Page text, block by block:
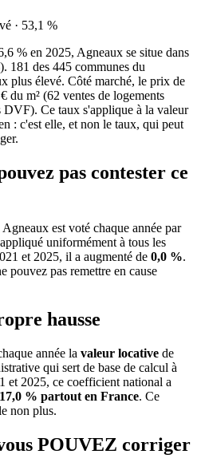
· 53,1 %
% en 2025, Agneaux se situe dans
181 des 445 communes du
plus élevé. Côté marché, le prix de
du m² (62 ventes de logements
DVF). Ce taux s'applique à la valeur
: c'est elle, et non le taux, qui peut
pas contester ce
est voté chaque année par
uniformément à tous les
et 2025, il a augmenté de 0,0 %.
pouvez pas remettre en cause
hausse
année la valeur locative de
qui sert de base de calcul à
et 2025, ce coefficient national a
% partout en France. Ce
non plus.
POUVEZ corriger